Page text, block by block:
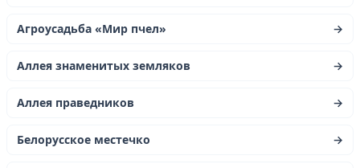
Агроусадьба «Мир пчел» →
Аллея знаменитых земляков →
Аллея праведников →
Белорусское местечко →